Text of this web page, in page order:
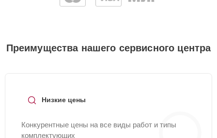
Преимущества нашего сервисного центра
Низкие цены
Конкурентные цены на все виды работ и типы
комплектующих